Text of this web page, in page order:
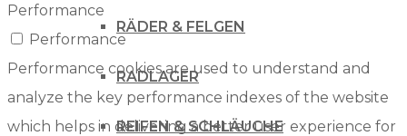
RÄDER & FELGEN
RADLAGER
REIFEN & SCHLÄUCHE
Performance
Performance
Performance cookies are used to understand and
analyze the key performance indexes of the website
which helps in delivering a better user experience for